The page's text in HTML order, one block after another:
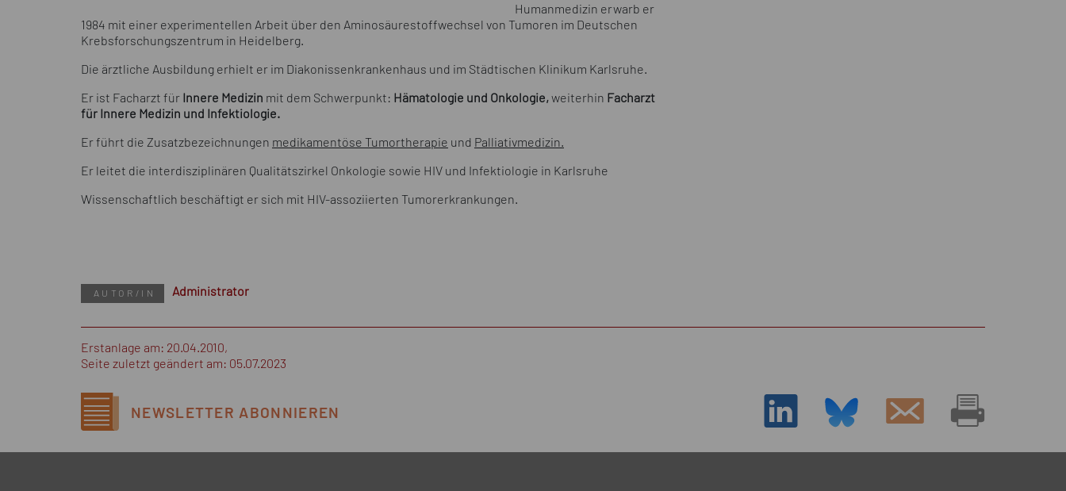
Humanmedizin erwarb er
1984 mit einer experimentellen Arbeit über den Aminosäurestoffwechsel von Tumoren im Deutschen
Krebsforschungszentrum in Heidelberg.
Die ärztliche Ausbildung erhielt er im Diakonissenkrankenhaus und im Städtischen Klinikum Karlsruhe.
Er ist Facharzt für Innere Medizin mit dem Schwerpunkt: Hämatologie und Onkologie,weiterhin Facharzt
für Innere Medizin und
Infektiologie.
Er führt die Zusatzbezeichnungen medikamentöse Tumortherapie und Palliativmedizin.
Er leitet die interdisziplinären Qualitätszirkel Onkologie sowie HIV und Infektiologie in Karlsruhe
Wissenschaftlich beschäftigt er sich mit HIV-assoziierten Tumorerkrankungen.
AUTOR/IN Administrator
Erstanlage am: 20.04.2010,
Seite zuletzt geändert am: 05.07.2023
NEWSLETTER ABONNIEREN